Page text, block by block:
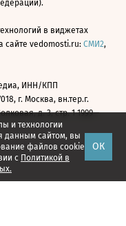
и технологии
данным сайтом, вы
файлов cookie
с Политикой в
ОК
в виджетах
сайте vedomosti.ru: СМИ2,
ИНН/КПП
г. Москва, вн.тер.г.
д. 3, стр. 1 1999—